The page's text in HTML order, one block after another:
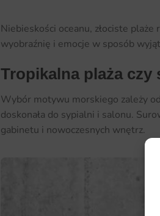
Niebieskości oceanu, złociste plaże
wyobraźnię i emocje w sposób
Tropikalna plaża czy
Wybór motywu morskiego zależy
doskonała do sypialni i salonu.
gabinetu i nowoczesnych wnętrz.